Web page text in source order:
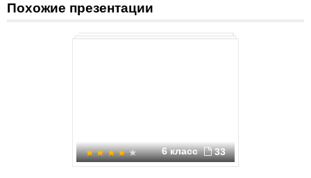
Похожие презентации
6 класс 33